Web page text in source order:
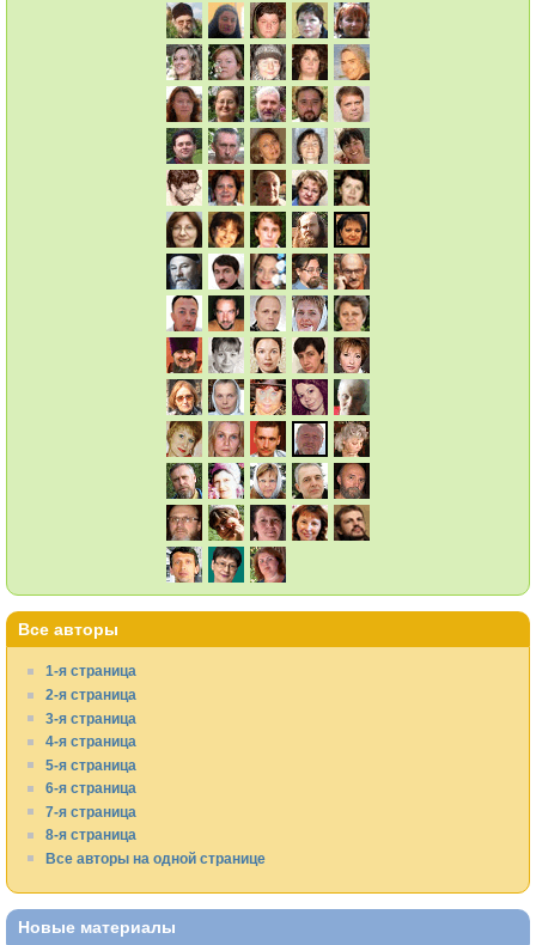
Все авторы
1-я страница
2-я страница
3-я страница
4-я страница
5-я страница
6-я страница
7-я страница
8-я страница
Все авторы на одной странице
Новые материалы